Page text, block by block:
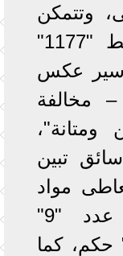
وتتمكن
خلال 24 ساعة من ضبط "1177"
"سير عكس
مخالفة
عدد "179" سائق تبين
حالة تعاطى مواد
مخدرة منهم، وضبط عدد "9"
عليه بإجمالى "9" حكم، كما